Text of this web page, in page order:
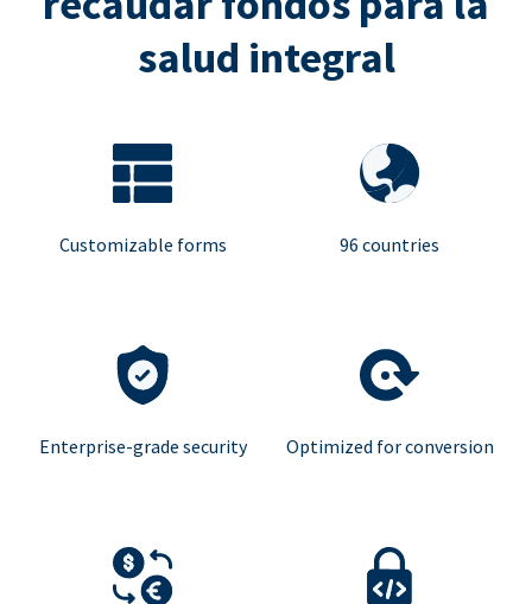
salud integral
Customizable forms 96 countries
Enterprise-grade security Optimized for conversion